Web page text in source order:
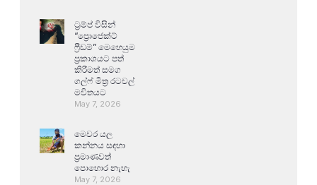
ට්‍රම්ප් විසින්
“ප්‍රොජෙක්ට්
ෆ්‍රීඩම්” මෙහෙයුම
ප්‍රකාශයට පත්
කිරීමත් සමග
ගල්ෆ් මිත්‍ර රටවල්
මවිතයට
May 7, 2026
මෙවර යල
කන්නය සඳහා
ප්‍රමාණවත්
පොහොර නැහැ
May 7, 2026